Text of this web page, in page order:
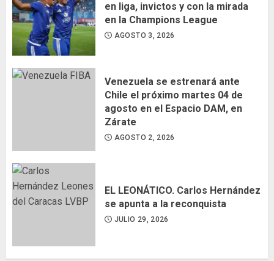
en liga, invictos y con la mirada
en la Champions League
AGOSTO 3, 2026
Venezuela se estrenará ante
Chile el próximo martes 04 de
agosto en el Espacio DAM, en
Zárate
AGOSTO 2, 2026
EL LEONÁTICO. Carlos Hernández
se apunta a la reconquista
JULIO 29, 2026